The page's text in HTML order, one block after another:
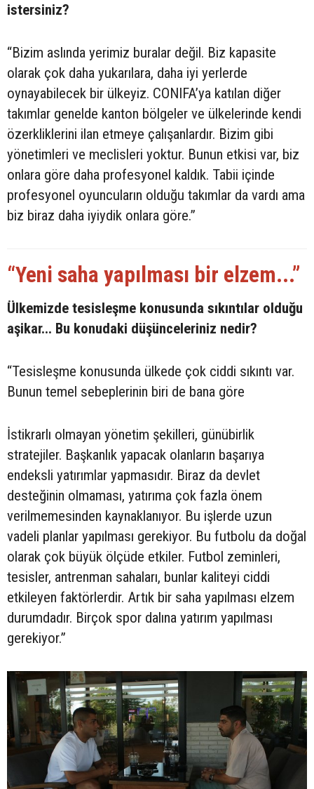
istersiniz?
“Bizim aslında yerimiz buralar değil. Biz kapasite
olarak çok daha yukarılara, daha iyi yerlerde
oynayabilecek bir ülkeyiz. CONIFA’ya katılan diğer
takımlar genelde kanton bölgeler ve ülkelerinde kendi
özerkliklerini ilan etmeye çalışanlardır. Bizim gibi
yönetimleri ve meclisleri yoktur. Bunun etkisi var, biz
onlara göre daha profesyonel kaldık. Tabii içinde
profesyonel oyuncuların olduğu takımlar da vardı ama
biz biraz daha iyiydik onlara göre.”
“Yeni saha yapılması bir elzem...”
Ülkemizde tesisleşme konusunda sıkıntılar olduğu
aşikar... Bu konudaki düşünceleriniz nedir?
“Tesisleşme konusunda ülkede çok ciddi sıkıntı var.
Bunun temel sebeplerinin biri de bana göre
İstikrarlı olmayan yönetim şekilleri, günübirlik
stratejiler. Başkanlık yapacak olanların başarıya
endeksli yatırımlar yapmasıdır. Biraz da devlet
desteğinin olmaması, yatırıma çok fazla önem
verilmemesinden kaynaklanıyor. Bu işlerde uzun
vadeli planlar yapılması gerekiyor. Bu futbolu da doğal
olarak çok büyük ölçüde etkiler. Futbol zeminleri,
tesisler, antrenman sahaları, bunlar kaliteyi ciddi
etkileyen faktörlerdir. Artık bir saha yapılması elzem
durumdadır. Birçok spor dalına yatırım yapılması
gerekiyor.”